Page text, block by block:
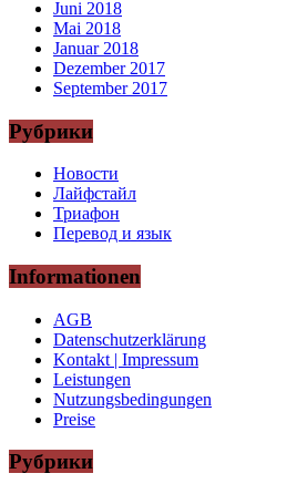
Juni 2018
Mai 2018
Januar 2018
Dezember 2017
September 2017
Рубрики
Новости
Лайфстайл
Триафон
Перевод и язык
Informationen
AGB
Datenschutzerklärung
Kontakt | Impressum
Leistungen
Nutzungsbedingungen
Preise
Рубрики